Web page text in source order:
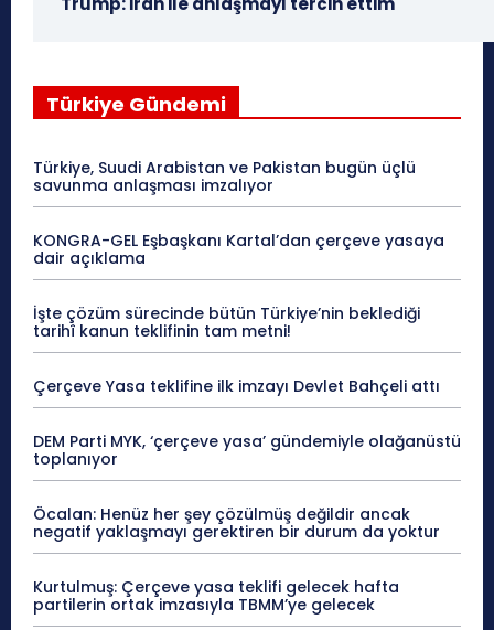
Türkiye Gündemi
Türkiye, Suudi Arabistan ve Pakistan bugün üçlü
savunma anlaşması imzalıyor
KONGRA-GEL Eşbaşkanı Kartal’dan çerçeve yasaya
dair açıklama
İşte çözüm sürecinde bütün Türkiye’nin beklediği
tarihî kanun teklifinin tam metni!
Çerçeve Yasa teklifine ilk imzayı Devlet Bahçeli attı
DEM Parti MYK, ‘çerçeve yasa’ gündemiyle olağanüstü
toplanıyor
Öcalan: Henüz her şey çözülmüş değildir ancak
negatif yaklaşmayı gerektiren bir durum da yoktur
Kurtulmuş: Çerçeve yasa teklifi gelecek hafta
partilerin ortak imzasıyla TBMM’ye gelecek